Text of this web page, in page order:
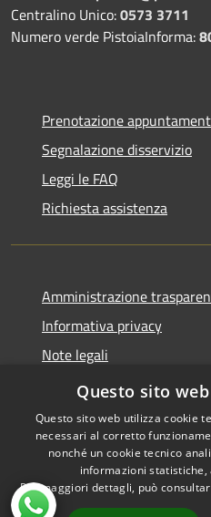
Centralino Unico:0573 3711
Numero verde PistoiaInforma:
Prenotazione
Segnalazione disservizio
Leggi le FAQ
Richiesta assistenza
Amministrazione
Informativa privacy
Note legali
Dichiarazione di
Accessibilità
Questo sito
Questo sito web utilizza cookie
necessari al corretto
nonché un cookie tecnico
informazioni
Per maggiori dettagli, può